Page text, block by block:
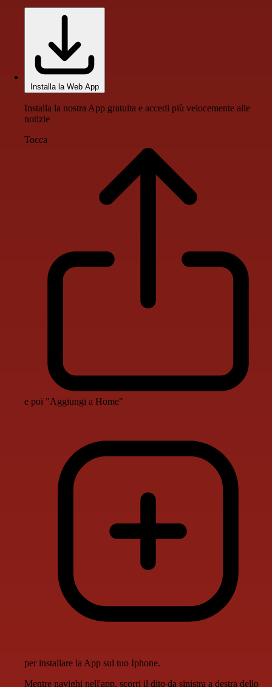
Installa la Web App
Installa la nostra App gratuita e accedi più velocemente alle
notizie
Tocca
e poi "Aggiungi a Home"
per installare la App sul tuo Iphone.
Mentre navighi nell'app, scorri il dito da sinistra a destra dello